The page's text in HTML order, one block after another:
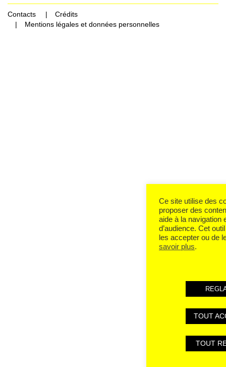
Contacts
Crédits
Mentions légales et données personnelles
Ce site utilise des
proposer des
aide à la navigation
d’audience. Cet
les accepter ou de
savoir plus.
TOUT
TOUT